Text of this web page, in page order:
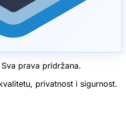
Sva prava pridržana.
privatnost i sigurnost.